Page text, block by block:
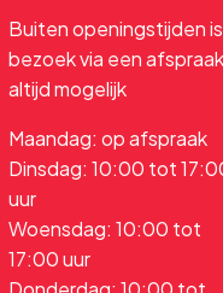
Buiten openingstijden is
bezoek via een afspraak
altijd mogelijk
Maandag: op afspraak
Dinsdag: 10:00 tot
uur
Woensdag: 10:00 tot
17:00 uur